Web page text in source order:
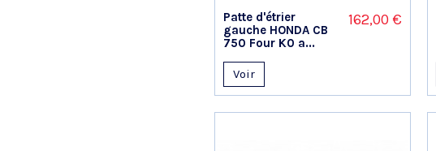
Patte d'étrier
gauche HONDA CB
750 Four K0 a...
162,00 €
Voir